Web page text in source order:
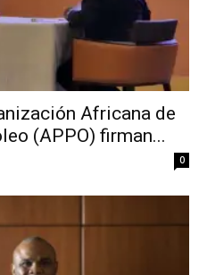
Africana de
(APPO) firman...
0